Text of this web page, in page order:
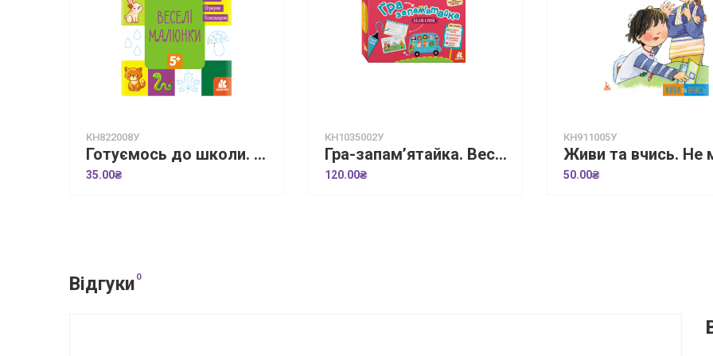
КН822008У
Готуємось до школи. Веселі малюнки
35.00₴
КН1035002У
Гра-запам’ятайка. Веселі букви
120.00₴
КН911005У
50.00₴
Відгуки 0